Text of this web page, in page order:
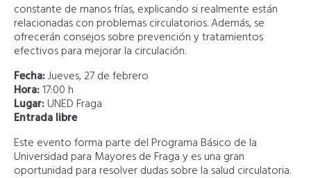
constante de manos frías, explicando si realmente están
relacionadas con problemas circulatorios. Además, se
ofrecerán consejos sobre prevención y tratamientos
efectivos para mejorar la circulación.
Fecha:Jueves, 27 de febrero
Hora:17:00 h
Lugar:UNED Fraga
Entrada libre
Este evento forma parte del Programa Básico de la
Universidad para Mayores de Fraga y es una gran
oportunidad para resolver dudas sobre la salud circulatoria.